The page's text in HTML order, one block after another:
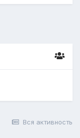
Вся активность